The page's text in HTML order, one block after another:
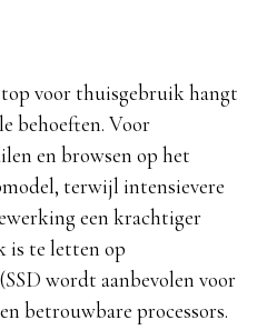
voor thuisgebruik hangt
behoeften. Voor
en browsen op het
terwijl intensievere
een krachtiger
is te letten op
wordt aanbevolen voor
betrouwbare processors.